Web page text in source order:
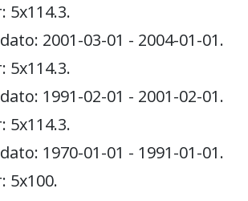
5x114.3.
2001-03-01 - 2004-01-01.
5x114.3.
1991-02-01 - 2001-02-01.
5x114.3.
1970-01-01 - 1991-01-01.
5x100.